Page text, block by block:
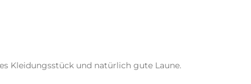
Kleidungsstück und natürlich gute Laune.